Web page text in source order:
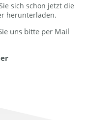
sich schon jetzt die
herunterladen.
uns bitte per Mail